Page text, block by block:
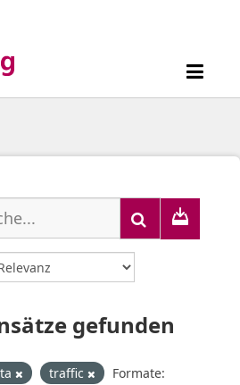
gefunden
traffic
Formate: